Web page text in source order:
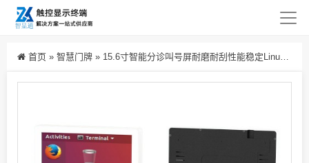
首页 » 智慧门牌 » 15.6寸智能分诊叫号屏耐磨耐刮性能稳定Linux系统医院诊室条屏